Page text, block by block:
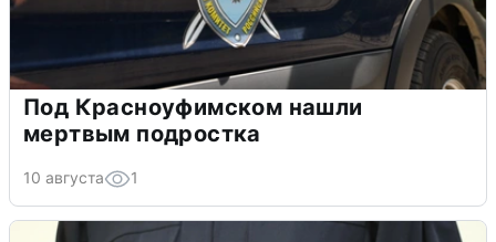
Под Красноуфимском нашли
мертвым подростка
10 августа 1